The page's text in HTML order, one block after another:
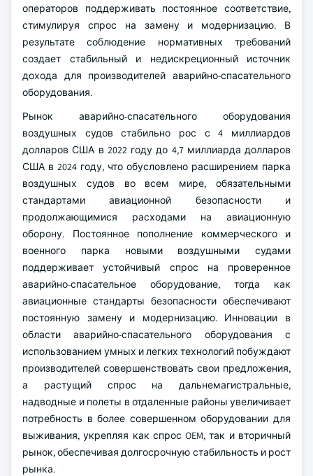
операторов поддерживать постоянное соответствие,
стимулируя спрос на замену и модернизацию. В
результате соблюдение нормативных требований
создает стабильный и недискреционный источник
дохода для производителей аварийно-спасательного
оборудования.
Рынок аварийно-спасательного оборудования
воздушных судов стабильно рос с 4 миллиардов
долларов США в 2022 году до 4,7 миллиарда долларов
США в 2024 году, что обусловлено расширением парка
воздушных судов во всем мире, обязательными
стандартами авиационной безопасности и
продолжающимися расходами на авиационную
оборону. Постоянное пополнение коммерческого и
военного парка новыми воздушными судами
поддерживает устойчивый спрос на проверенное
аварийно-спасательное оборудование, тогда как
авиационные стандарты безопасности обеспечивают
постоянную замену и модернизацию. Инновации в
области аварийно-спасательного оборудования с
использованием умных и легких технологий побуждают
производителей совершенствовать свои предложения,
а растущий спрос на дальнемагистральные,
надводные и полеты в отдаленные районы увеличивает
потребность в более совершенном оборудовании для
выживания, укрепляя как спрос OEM, так и вторичный
рынок, обеспечивая долгосрочную стабильность и рост
рынка.